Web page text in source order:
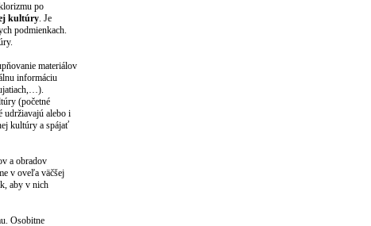
po
kultúry. Je
podmienkach.
materiálov
informáciu
(početné
alebo i
kultúry a spájať
a obradov
v oveľa väčšej
aby v nich
Osobitne